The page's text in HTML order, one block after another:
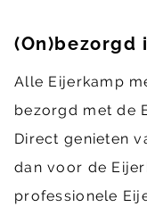
(On)bezorgd
Alle Eijerkamp
bezorgd met de
Direct genieten
dan voor de
professionele